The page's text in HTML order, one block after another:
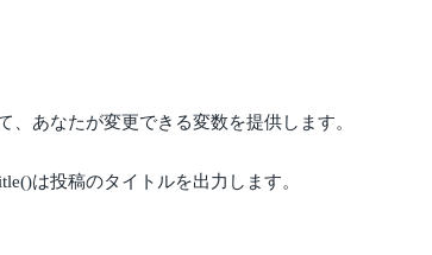
あなたが変更できる変数を提供します。
は投稿のタイトルを出力します。